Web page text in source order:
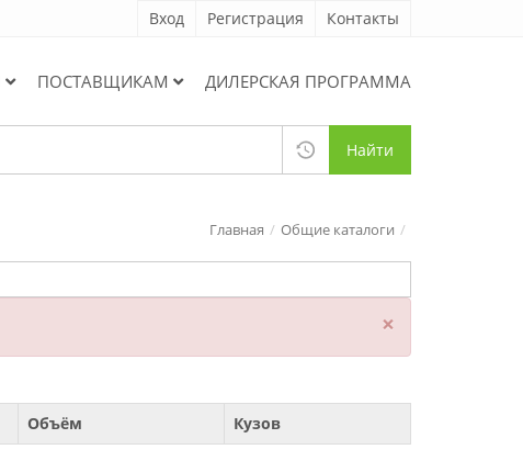
Вход Регистрация Контакты
ПОСТАВЩИКАМ ДИЛЕРСКАЯ ПРОГРАММА
Найти
Главная Общие каталоги
×
Объём Кузов